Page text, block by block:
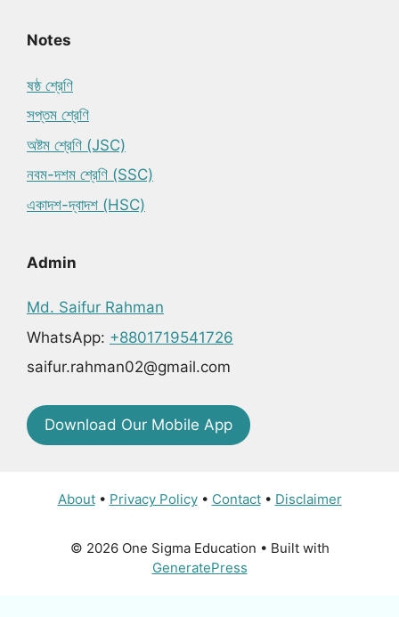
Notes
ষষ্ঠ শ্রেণি
সপ্তম শ্রেণি
অষ্টম শ্রেণি (JSC)
নবম-দশম শ্রেণি (SSC)
একাদশ-দ্বাদশ (HSC)
Admin
Md. Saifur Rahman
WhatsApp: +8801719541726
saifur.rahman02@gmail.com
Download Our Mobile App
About• Privacy Policy• Contact• Disclaimer
© 2026 One Sigma Education • Built with
GeneratePress